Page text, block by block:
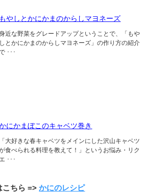
もやしとかにかまのからしマヨネーズ
近な野菜をグレードアップということで、「もや
しとかにかまのからしマヨネーズ」の作り方の紹介
･･･
にかまぼこのキャベツ巻き
「大好きな春キャベツをメインにした沢山キャベツ
食べられる料理を教えて！」というお悩み・リク
エ ･･･
こちら =>かにのレシピ